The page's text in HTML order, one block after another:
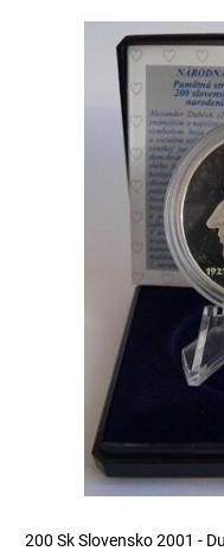
200 Sk Slovensko 2001 -